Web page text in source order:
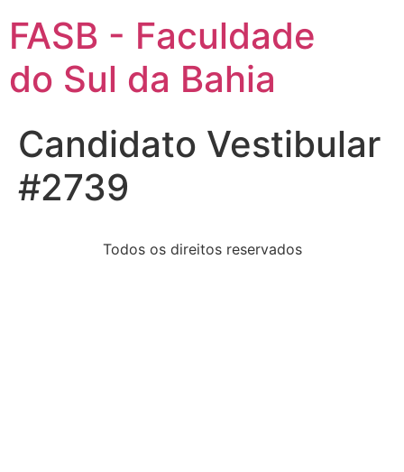
FASB - Faculdade
do Sul da Bahia
Candidato Vestibular
#2739
Todos os direitos reservados